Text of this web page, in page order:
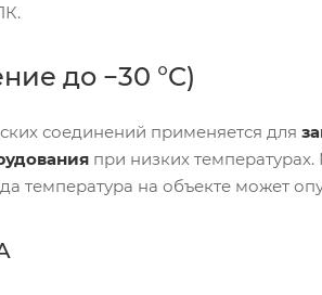
до −30 °C)
соединений применяется для
при низких
температура на объекте может